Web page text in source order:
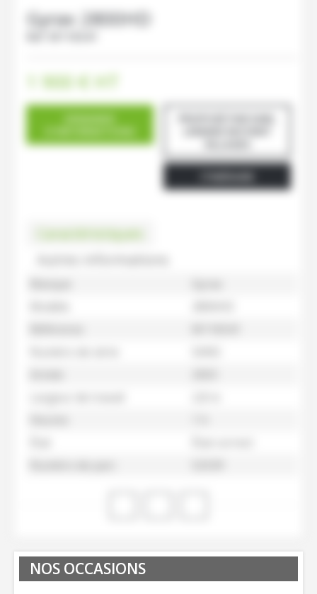
Gyrax 2800HD
1 900€ HT
Caractéristiques
NOS OCCASIONS